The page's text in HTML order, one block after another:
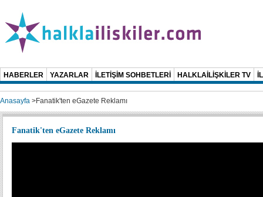
HABERLER YAZARLAR İLETİŞİM SOHBETLERİ HALKLAİLİŞKİLER TV
Anasayfa >Fanatik'ten eGazete Reklamı
Fanatik'ten eGazete Reklamı